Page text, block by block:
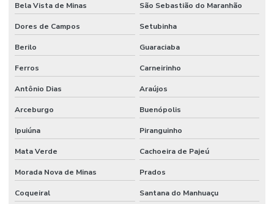
Bela Vista de Minas São Sebastião do Maranhão
Dores de Campos Setubinha
Berilo Guaraciaba
Ferros Carneirinho
Antônio Dias Araújos
Arceburgo Buenópolis
Ipuiúna Piranguinho
Mata Verde Cachoeira de Pajeú
Morada Nova de Minas Prados
Coqueiral Santana do Manhuaçu